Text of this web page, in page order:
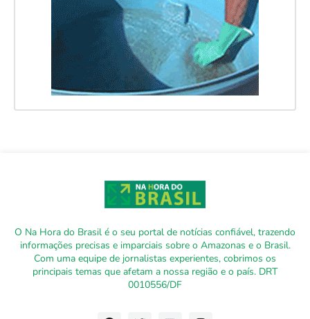
O Na Hora do Brasil é o seu portal de notícias confiável, trazendo
informações precisas e imparciais sobre o Amazonas e o Brasil.
Com uma equipe de jornalistas experientes, cobrimos os
principais temas que afetam a nossa região e o país. DRT
0010556/DF